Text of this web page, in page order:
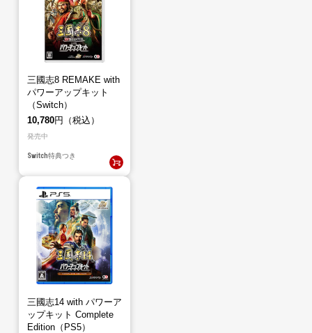
三國志8 REMAKE with
パワーアップキット
（Switch）
10,780円（税込）
発売中
Switch特典つき
三國志14 with パワーア
ップキット Complete
Edition（PS5）